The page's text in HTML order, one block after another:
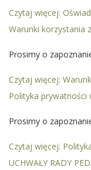
Czytaj więcej:
Warunki korzystania
Prosimy o
Czytaj więcej:
Polityka prywatności
Prosimy o
Czytaj więcej:
UCHWAŁY RADY